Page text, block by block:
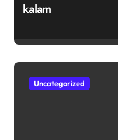
kalam
Uncategorized